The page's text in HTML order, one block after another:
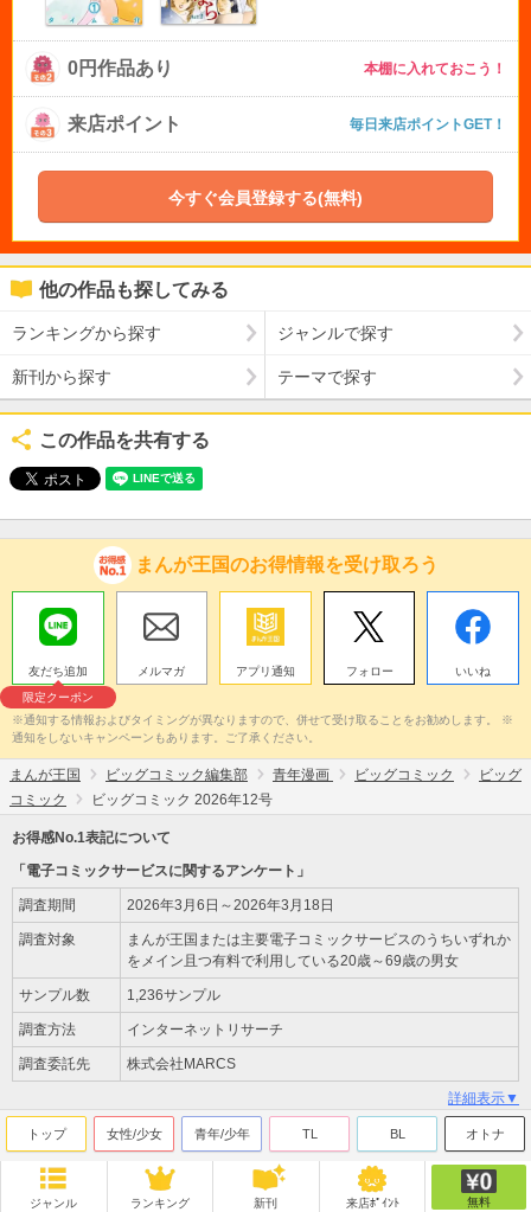
0円作品あり 本棚に入れておこう！
来店ポイント 毎日来店ポイントGET！
今すぐ会員登録する(無料)
他の作品も探してみる
ランキングから探す ジャンルで探す
新刊から探す テーマで探す
この作品を共有する
まんが王国のお得情報を受け取ろう
友だち追加
限定クーポン
メルマガ アプリ通知 フォロー いいね
※通知する情報およびタイミングが異なりますので、併せて受け取ることをお勧めします。 ※
通知をしないキャンペーンもあります。ご了承ください。
まんが王国 ビッグコミック編集部 青年漫画 ビッグコミック
ビッグ
コミック
ビッグコミック 2026年12号
お得感No.1表記について
「電子コミックサービスに関するアンケート」
調査期間 2026年3月6日～2026年3月18日
調査対象
まんが王国または主要電子コミックサービスのうちいずれか
をメイン且つ有料で利用している20歳～69歳の男女
サンプル数 1,236サンプル
調査方法 インターネットリサーチ
調査委託先 株式会社MARCS
詳細表示▼
トップ 女性/少女 青年/少年 TL BL オトナ
ジャンル ランキング 新刊 来店ﾎﾟｲﾝﾄ 無料